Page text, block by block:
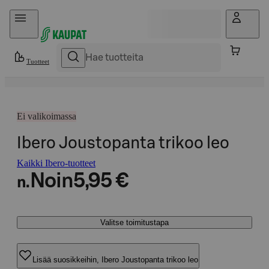
Hyppää sisältöön
Tuotteet
Ei valikoimassa
Ibero Joustopanta trikoo leo
Kaikki Ibero-tuotteet
n. Noin5,95 €
Valitse toimitustapa
Lisää suosikkeihin, Ibero Joustopanta trikoo leo